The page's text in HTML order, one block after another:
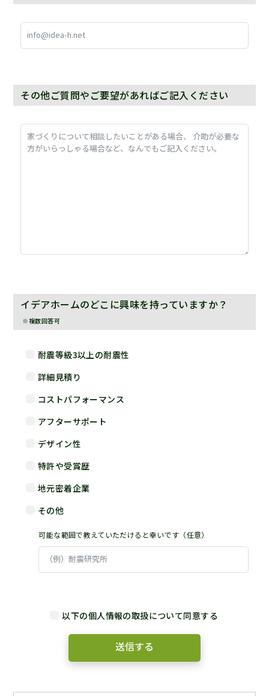
その他ご質問やご要望があればご記入ください
イデアホームのどこに興味を持っていますか？
※複数回答可
耐震等級3以上の耐震性
詳細見積り
コストパフォーマンス
アフターサポート
デザイン性
特許や受賞歴
地元密着企業
その他
可能な範囲で教えていただけると幸いです（任意）
以下の個人情報の取扱について同意する